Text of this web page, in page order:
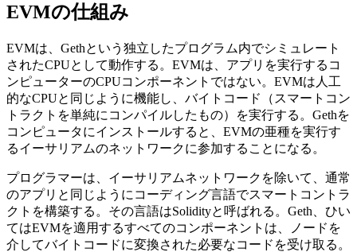
EVMの仕組み
EVMは、Gethという独立したプログラム内でシミュレート
されたCPUとして動作する。EVMは、アプリを実行するコ
ンピューターのCPUコンポーネントではない。EVMは人工
的なCPUと同じように機能し、バイトコード（スマートコン
トラクトを単純にコンパイルしたもの）を実行する。Gethを
コンピュータにインストールすると、EVMの亜種を実行す
るイーサリアムのネットワークに参加することになる。
プログラマーは、イーサリアムネットワークを除いて、通常
のアプリと同じようにコーディング言語でスマートコントラ
クトを構築する。その言語はSolidityと呼ばれる。Geth、ひい
てはEVMを適用するすべてのコンポーネントは、ノードを
介してバイトコードに変換された必要なコードを受け取る。